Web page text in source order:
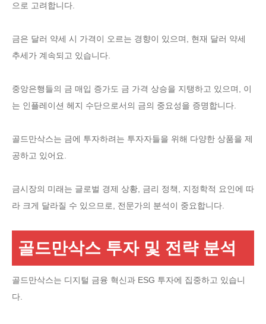
으로 고려합니다.
금은 달러 약세 시 가격이 오르는 경향이 있으며, 현재 달러 약세
추세가 계속되고 있습니다.
중앙은행들의 금 매입 증가도 금 가격 상승을 지탱하고 있으며, 이
는 인플레이션 헤지 수단으로서의 금의 중요성을 증명합니다.
골드만삭스는 금에 투자하려는 투자자들을 위해 다양한 상품을 제
공하고 있어요.
금시장의 미래는 글로벌 경제 상황, 금리 정책, 지정학적 요인에 따
라 크게 달라질 수 있으므로, 전문가의 분석이 중요합니다.
골드만삭스 투자 및 전략 분석
골드만삭스는 디지털 금융 혁신과 ESG 투자에 집중하고 있습니
다.